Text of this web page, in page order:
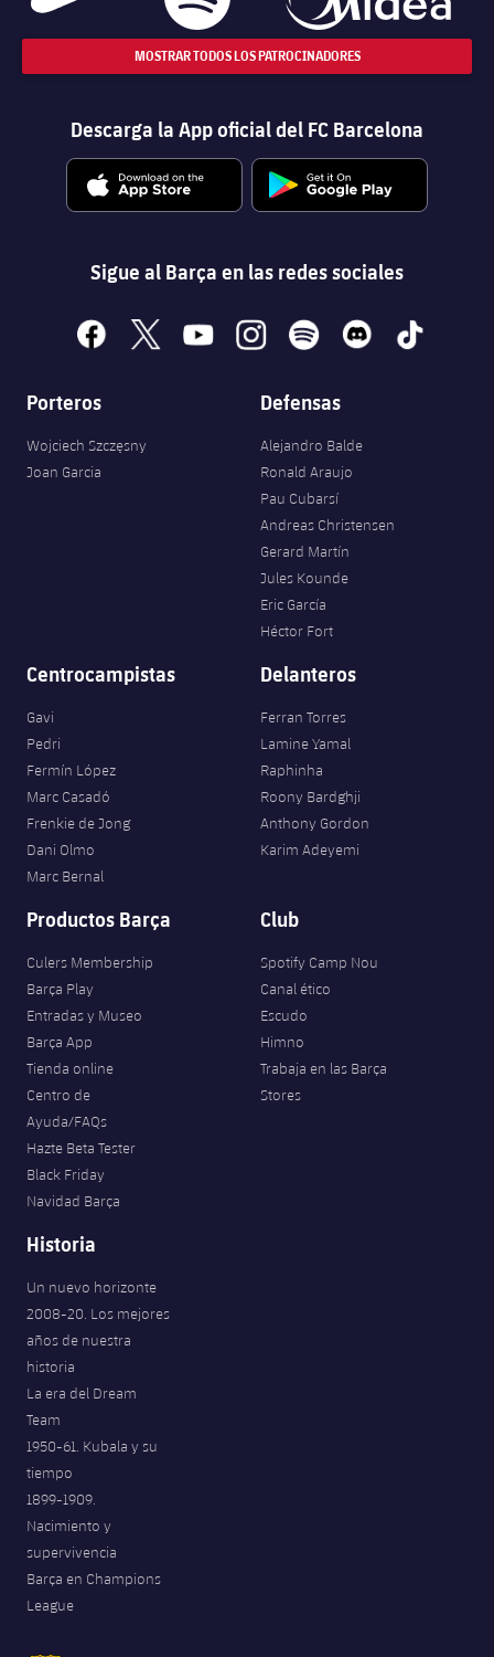
MOSTRAR TODOS LOS PATROCINADORES
Descarga la App oficial del FC Barcelona
Sigue al Barça en las redes sociales
facebook
x youtubeinstagramspotify discord tiktok
Porteros
Wojciech Szczęsny
Joan Garcia
Defensas
Alejandro Balde
Ronald Araujo
Pau Cubarsí
Andreas Christensen
Gerard Martín
Jules Kounde
Eric García
Héctor Fort
Centrocampistas
Gavi
Pedri
Fermín López
Marc Casadó
Frenkie de Jong
Dani Olmo
Marc Bernal
Delanteros
Ferran Torres
Lamine Yamal
Raphinha
Roony Bardghji
Anthony Gordon
Karim Adeyemi
Productos Barça
Culers Membership
Barça Play
Entradas y Museo
Barça App
Tienda online
Centro de
Ayuda/FAQs
Hazte Beta Tester
Black Friday
Navidad Barça
Club
Spotify Camp Nou
Canal ético
Escudo
Himno
Trabaja en las Barça
Stores
Historia
Un nuevo horizonte
2008-20. Los mejores
años de nuestra
historia
La era del Dream
Team
1950-61. Kubala y su
tiempo
1899-1909.
Nacimiento y
supervivencia
Barça en Champions
League